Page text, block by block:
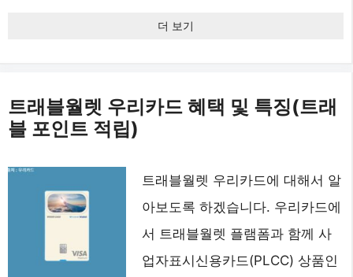
더 보기
트래블월렛 우리카드 혜택 및 특징(트래
블 포인트 적립)
트래블월렛 우리카드에 대해서 알
아보도록 하겠습니다. 우리카드에
서 트래블월렛 플램폼과 함께 사
업자표시신용카드(PLCC) 상품인